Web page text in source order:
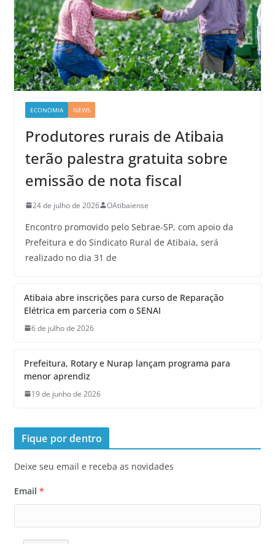
ECONOMIA NEWS
Produtores rurais de Atibaia
terão palestra gratuita sobre
emissão de nota fiscal
24 de julho de 2026 OAtibaiense
Encontro promovido pelo Sebrae-SP, com apoio da
Prefeitura e do Sindicato Rural de Atibaia, será
realizado no dia 31 de
Atibaia abre inscrições para curso de Reparação
Elétrica em parceria com o SENAI
6 de julho de 2026
Prefeitura, Rotary e Nurap lançam programa para
menor aprendiz
19 de junho de 2026
Fique por dentro
Deixe seu email e receba as novidades
Email *